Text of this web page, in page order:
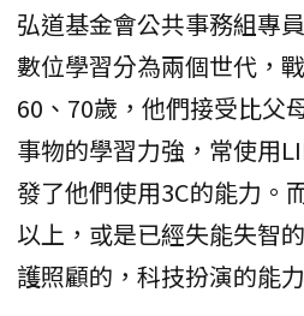
弘道基金會公共事務組專
數位學習分為兩個世代，
60、70歲，他們接受比父
事物的學習力強，常使用
發了他們使用3C的能力。
以上，或是已經失能失智
護照顧的，科技扮演的能